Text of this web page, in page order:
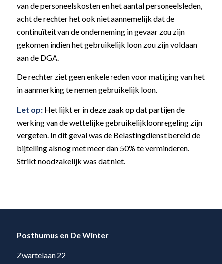
van de personeelskosten en het aantal personeelsleden,
acht de rechter het ook niet aannemelijk dat de
continuïteit van de onderneming in gevaar zou zijn
gekomen indien het gebruikelijk loon zou zijn voldaan
aan de DGA.
De rechter ziet geen enkele reden voor matiging van het
in aanmerking te nemen gebruikelijk loon.
Let op:Het lijkt er in deze zaak op dat partijen de
werking van de wettelijke gebruikelijkloonregeling zijn
vergeten. In dit geval was de Belastingdienst bereid de
bijtelling alsnog met meer dan 50% te verminderen.
Strikt noodzakelijk was dat niet.
Posthumus en De Winter
Zwartelaan 22